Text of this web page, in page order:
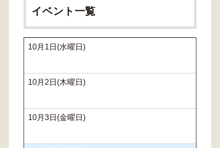
イベント一覧
10月1日(水曜日)
10月2日(木曜日)
10月3日(金曜日)